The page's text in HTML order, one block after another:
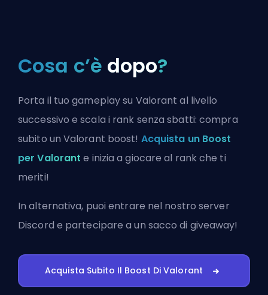
Cosa c’è dopo?
Porta il tuo gameplay su Valorant al livello
successivo e scala i rank senza sbatti: compra
subito un Valorant boost! Acquista un Boost
per Valorant e inizia a giocare al rank che ti
meriti!
In alternativa, puoientrare nel nostro server
Discord e partecipare a un sacco di giveaway!
Acquista Subito Il Boost Di Valorant